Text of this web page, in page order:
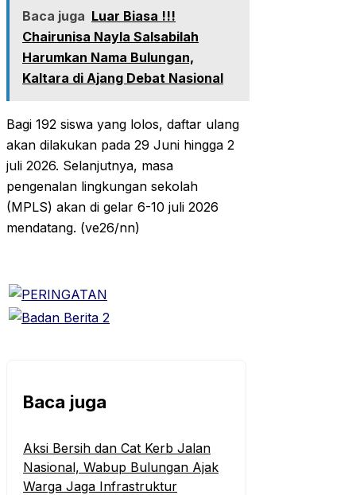
Baca juga Luar Biasa !!!
Chairunisa Nayla Salsabilah
Harumkan Nama Bulungan,
Kaltara di Ajang Debat Nasional
‎Bagi 192 siswa yang lolos, daftar ulang
akan dilakukan pada 29 Juni hingga 2
juli 2026. Selanjutnya, masa
pengenalan lingkungan sekolah
(MPLS) akan di gelar 6-10 juli 2026
mendatang. (ve26/nn)
Baca juga
‎Aksi Bersih dan Cat Kerb Jalan
Nasional, Wabup Bulungan Ajak
Warga Jaga Infrastruktur